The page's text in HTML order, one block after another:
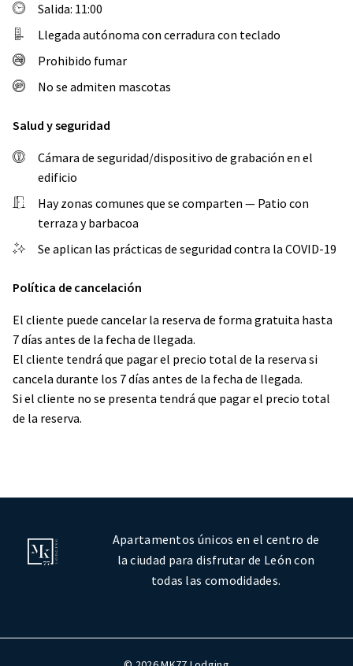
Llegada autónoma con cerradura con teclado
No se admiten mascotas
Prohibido fumar
Salida: 11:00
Salud y seguridad
Cámara de seguridad/dispositivo de grabación en el
edificio
Hay zonas comunes que se comparten — Patio con
terraza y barbacoa
Se aplican las prácticas de seguridad contra la COVID-19
Política de cancelación
El cliente puede cancelar la reserva de forma gratuita hasta
7 días antes de la fecha de llegada.
El cliente tendrá que pagar el precio total de la reserva si
cancela durante los 7 días antes de la fecha de llegada.
Si el cliente no se presenta tendrá que pagar el precio total
de la reserva.
Apartamentos únicos en el centro de
la ciudad para disfrutar de León con
todas las comodidades.